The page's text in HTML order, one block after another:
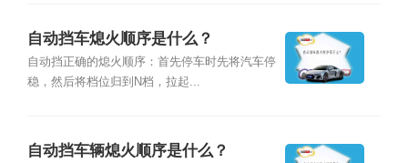
自动挡车熄火顺序是什么？
自动挡正确的熄火顺序：首先停车时先将汽车停
稳，然后将档位归到N档，拉起...
自动挡车辆熄火顺序是什么？